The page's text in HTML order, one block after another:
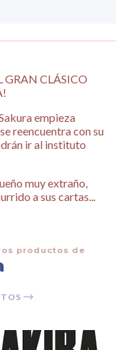
GRAN CLÁSICO
empieza
reencuentra con su
ir al instituto
muy extraño,
a sus cartas...
productos de